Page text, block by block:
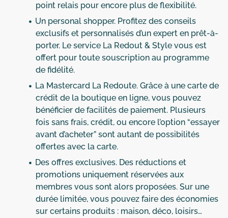
point relais pour encore plus de flexibilité.
Un personal shopper. Profitez des conseils
exclusifs et personnalisés d’un expert en prêt-à-
porter. Le service La Redout & Style vous est
offert pour toute souscription au programme
de fidélité.
La Mastercard La Redoute. Grâce à une carte de
crédit de la boutique en ligne, vous pouvez
bénéficier de facilités de paiement. Plusieurs
fois sans frais, crédit, ou encore l’option “essayer
avant d’acheter” sont autant de possibilités
offertes avec la carte.
Des offres exclusives. Des réductions et
promotions uniquement réservées aux
membres vous sont alors proposées. Sur une
durée limitée, vous pouvez faire des économies
sur certains produits : maison, déco, loisirs…